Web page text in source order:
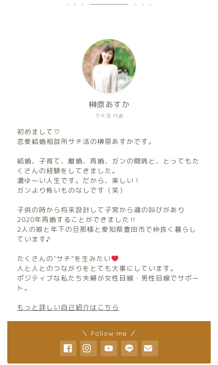
サチ活 代表
榊原あすか
初めまして♡
恋愛結婚相談所サチ活の榊原あすかです。
結婚、子育て、離婚、再婚、ガンの闘病と、とってもた
くさんの経験をしてきました。
濃ゆ〜い人生です。だから、楽しい！
ガンより怖いものなしです（笑）
子供の時から将来設計して子宮から魂の叫びがあり
2020年再婚することができました‼︎
2人の娘と年下の旦那様と愛知県豊田市で仲良く暮らし
ています♪
たくさんの″サチ”を生みたい
人と人とのつながりをとても大事にしています。
ポジティブな私たち夫婦が女性目線・男性目線でサポー
ト。
もっと詳しい自己紹介はこちら
＼ Follow me ／